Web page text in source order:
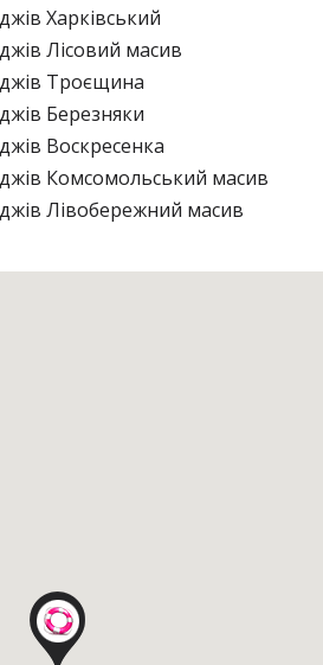
Харківський
Лісовий масив
Троєщина
Березняки
Воскресенка
Комсомольський масив
Лівобережний масив
Соцмісто
Поділ
Академмістечко
Біличі